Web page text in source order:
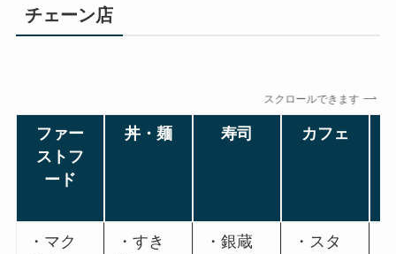
チェーン店
スクロールできます
ファー
ストフ
ード
丼・麺 寿司 カフェ
・マク
・すき
・銀蔵
・スタ